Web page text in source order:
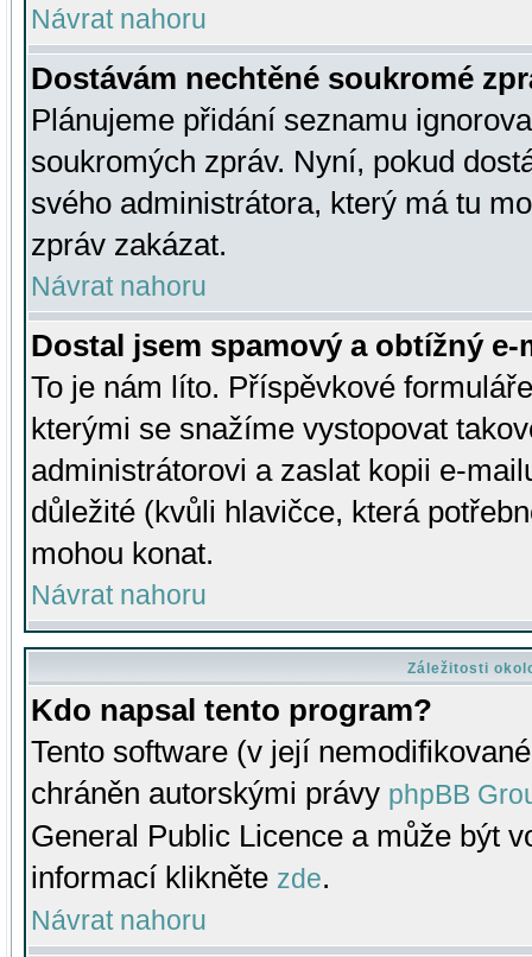
Návrat nahoru
Dostávám nechtěné soukromé
Plánujeme přidání seznamu
soukromých zpráv. Nyní, pokud
svého administrátora, který má tu
zpráv zakázat.
Návrat nahoru
Dostal jsem spamový a obtížný
To je nám líto. Příspěvkové
kterými se snažíme vystopovat
administrátorovi a zaslat kopii e-
důležité (kvůli hlavičce, která
mohou konat.
Návrat nahoru
Záležitosti
Kdo napsal tento program?
Tento software (v její
chráněn autorskými právy phpBB
General Public Licence a může být
informací klikněte zde.
Návrat nahoru